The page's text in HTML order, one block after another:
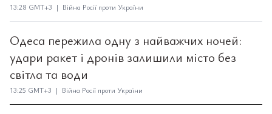
13:28 GMT+3 | Війна Росії проти України
Одеса пережила одну з найважчих ночей:
удари ракет і дронів залишили місто без
світла та води
13:25 GMT+3 | Війна Росії проти України